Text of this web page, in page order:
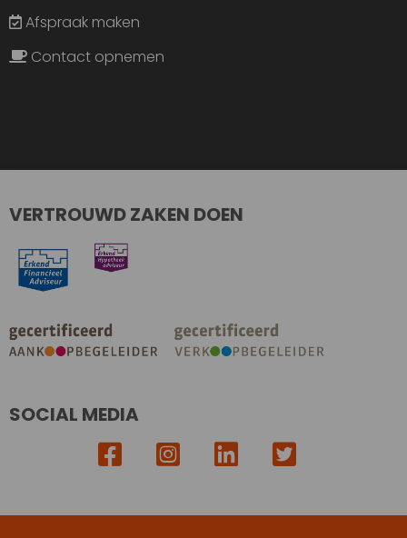
Afspraak maken
Contact opnemen
VERTROUWD ZAKEN DOEN
SOCIAL MEDIA